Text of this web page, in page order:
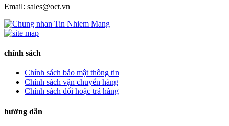
Email: sales@oct.vn
chính sách
Chính sách bảo mật thông tin
Chính sách vận chuyển hàng
Chính sách đổi hoặc trả hàng
hướng dẫn